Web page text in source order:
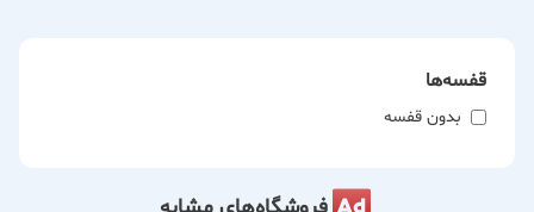
قفسه‌ها
بدون قفسه